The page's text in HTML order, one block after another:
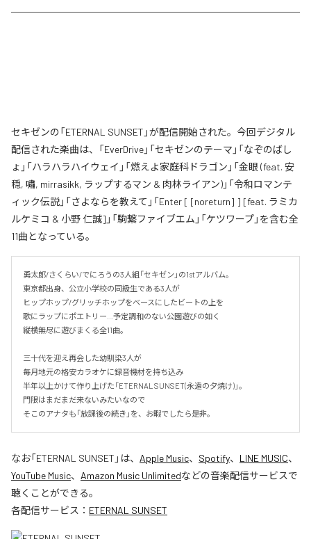
セキゼンの「ETERNAL SUNSET」が配信開始された。今回デジタル
配信された楽曲は、「EverDrive」「セキゼンのテーマ」「なぞのばし
ょ」「ハラハラハイウェイ」「燃えよ家庭科ドラゴン」「金眼 (feat. 安
穏, 嘯, mirrasikk, ラップするマン & 肉林ライアン)」「令和ロマンテ
ィック伝説」「さよならを教えて」「Enter [ [noreturn] ] [feat. ラミカ
ルケミコ & 小野 仁誠]」「駒繋ファイブエム」「ケツワープ」を含む全
11曲となっている。
勇太郎/さくらい/でにろうの3人組「セキゼン」の1stアルバム。
東京都出身、公立小学校の同級生である3人が
ヒップホップ/グリッチホップをベースにしたビートの上を
歌にラップにポエトリー…予定調和のない公園遊びの如く
縦横無尽に遊びまくる全11曲。
三十代を迎え再会した幼馴染3人が
毎月地元の格安カラオケに録音機材を持ち込み
半年以上かけて作り上げた「ETERNAL SUNSET(永遠の夕焼け)」。
門限はまだまだ来ないみたいなので
そこのアナタも「放課後の続き」を、お暇でしたら是非。
なお「ETERNAL SUNSET 」は、 Apple Music、 Spotify、 LINE MUSIC、
YouTube Music、 Amazon Music Unlimitedなどの音楽配信サービスで
聴くことができる。
各配信サービス： ETERNAL SUNSET